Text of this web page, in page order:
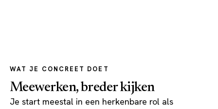
WAT JE CONCREET DOET
Meewerken, breder kijken
Je start meestal in een herkenbare rol als